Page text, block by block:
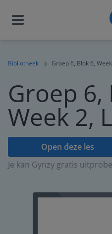
Bibliotheek Groep 6, Blok 6,
Groep 6,
Week 2,
Open deze les
Je kan Gynzy gratis